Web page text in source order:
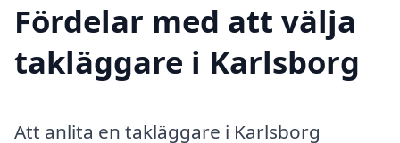
Fördelar med att välja
takläggare i Karlsborg
Att anlita en takläggare i Karlsborg